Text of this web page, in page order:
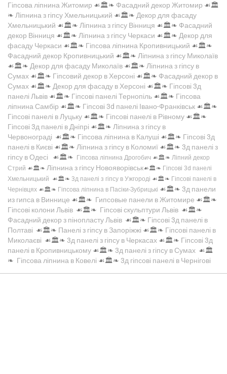
Гіпсова ліпнина Житомир ☙🏛️❧ Фасадний декор Житомир ☙🏛️
❧ Ліпнина з гіпсу Хмельницький ☙🏛️❧ Декор для фасаду
Хмельницький ☙🏛️❧ Ліпнина з гіпсу Вінниця ☙🏛️❧ Фасадний
декор Вінниця ☙🏛️❧ Ліпнина з гіпсу Черкаси ☙🏛️❧ Декор для
фасаду Черкаси ☙🏛️❧ Гіпсова ліпнина Кропивницький ☙🏛️❧
Фасадний декор Кропивницький ☙🏛️❧ Ліпнина з гіпсу Миколаїв
☙🏛️❧ Декор для фасаду Миколаїв ☙🏛️❧ Ліпнина з гіпсу в
Сумах ☙🏛️❧ Гіпсовий декор в Херсоні ☙🏛️❧ Фасадний декор в
Сумах ☙🏛️❧ Декор для фасаду в Херсоні ☙🏛️❧ Гіпсові 3д
панелі Львів ☙🏛️❧ Гіпсові панелі Тернопіль ☙🏛️❧ Гіпсова
ліпнина Самбір ☙🏛️❧ Гіпсові 3d панелі Івано-Франківськ ☙🏛️❧
Гіпсові панелі в Луцьку ☙🏛️❧ Гіпсові панелі в Рівному ☙🏛️❧
Гіпсові 3д панелі в Дніпрі ☙🏛️❧ Ліпнина з гіпсу в
Червонограді ☙🏛️❧ Гіпсова ліпнина в Калуші ☙🏛️❧ Гіпсові 3д
панелі в Києві ☙🏛️❧ Ліпнина з гіпсу в Коломиї ☙🏛️❧ 3д панелі з
гіпсу в Одесі ☙🏛️❧ Гіпсова ліпнина Дрогобич ☙🏛️❧ Ліпний декор
Стрий ☙🏛️❧ Ліпнина з гіпсу Новояворівськ☙🏛️❧ Гіпсові 3d панелі
Хмельницький ☙🏛️❧ 3д панелі з гіпсу в Ужгороді ☙🏛️❧ Гіпсові панелі в
Чернівцях ☙🏛️❧ Гіпсова ліпнина в Пасіки-Зубрицькі ☙🏛️❧ 3д панели
из гипса в Виннице ☙🏛️❧ Гипсовые панели в Житомире ☙🏛️❧
Гіпсові колони Львів ☙🏛️❧ Гіпсові скульптури Львів ☙🏛️❧
Фасадний декор з пінопласту Львів ☙🏛️❧ Гіпсові 3д панелі в
Полтаві ☙🏛️❧ Панелі з гіпсу в Запоріжжі ☙🏛️❧ Гіпсові панелі в
Миколаєві ☙🏛️❧ 3д панелі з гіпсу в Черкасах ☙🏛️❧ Гіпсові 3д
панелі в Кропивницькому ☙🏛️❧ 3д панелі з гіпсу в Сумах ☙🏛️
❧ Гіпсова ліпнина в Ковелі ☙🏛️❧ 3д гіпсові панелі в Чернігові